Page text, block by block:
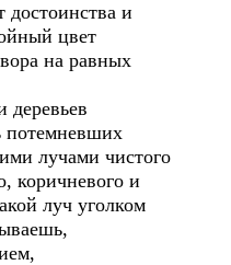
достоинства и
цвет
на равных
потемневших
лучами чистого
коричневого и
луч уголком